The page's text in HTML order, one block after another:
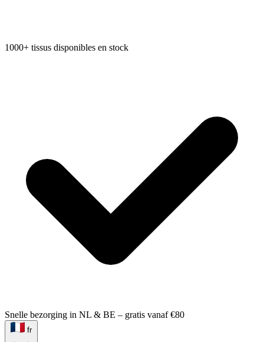
1000+ tissus disponibles en stock
Snelle bezorging in NL & BE – gratis vanaf €80
fr